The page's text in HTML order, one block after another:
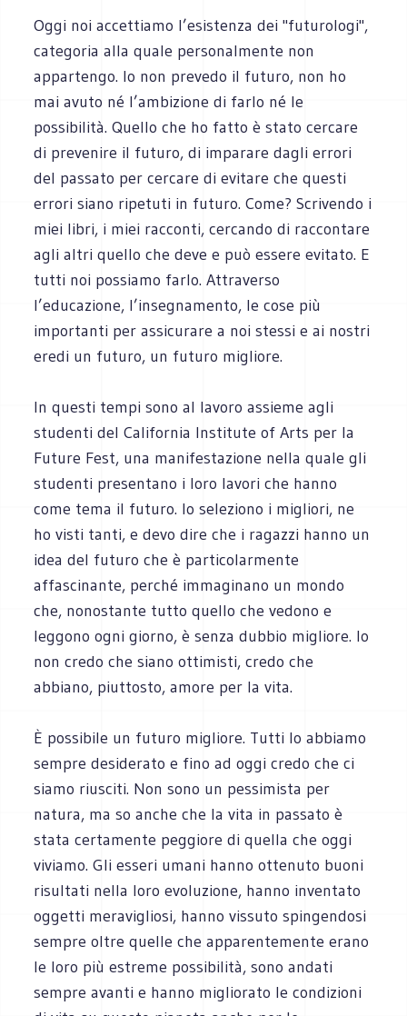
Oggi noi accettiamo l’esistenza dei "futurologi",
categoria alla quale personalmente non
appartengo. Io non prevedo il futuro, non ho
mai avuto né l’ambizione di farlo né le
possibilità. Quello che ho fatto è stato cercare
di prevenire il futuro, di imparare dagli errori
del passato per cercare di evitare che questi
errori siano ripetuti in futuro. Come? Scrivendo i
miei libri, i miei racconti, cercando di raccontare
agli altri quello che deve e può essere evitato. E
tutti noi possiamo farlo. Attraverso
l’educazione, l’insegnamento, le cose più
importanti per assicurare a noi stessi e ai nostri
eredi un futuro, un futuro migliore.
In questi tempi sono al lavoro assieme agli
studenti del California Institute of Arts per la
Future Fest, una manifestazione nella quale gli
studenti presentano i loro lavori che hanno
come tema il futuro. Io seleziono i migliori, ne
ho visti tanti, e devo dire che i ragazzi hanno un
idea del futuro che è particolarmente
affascinante, perché immaginano un mondo
che, nonostante tutto quello che vedono e
leggono ogni giorno, è senza dubbio migliore. Io
non credo che siano ottimisti, credo che
abbiano, piuttosto, amore per la vita.
È possibile un futuro migliore. Tutti lo abbiamo
sempre desiderato e fino ad oggi credo che ci
siamo riusciti. Non sono un pessimista per
natura, ma so anche che la vita in passato è
stata certamente peggiore di quella che oggi
viviamo. Gli esseri umani hanno ottenuto buoni
risultati nella loro evoluzione, hanno inventato
oggetti meravigliosi, hanno vissuto spingendosi
sempre oltre quelle che apparentemente erano
le loro più estreme possibilità, sono andati
sempre avanti e hanno migliorato le condizioni